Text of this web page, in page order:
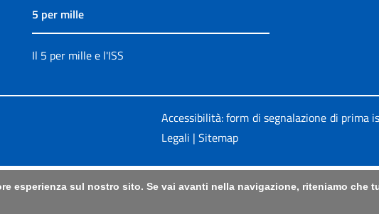
5 per mille
Il 5 per mille e l'ISS
Accessibilità: form di segnalazione di prima
Legali | Sitemap
esperienza sul nostro sito. Se vai avanti nella navigazione, riteniamo che